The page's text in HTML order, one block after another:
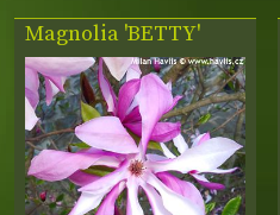
Magnolia 'BETTY'